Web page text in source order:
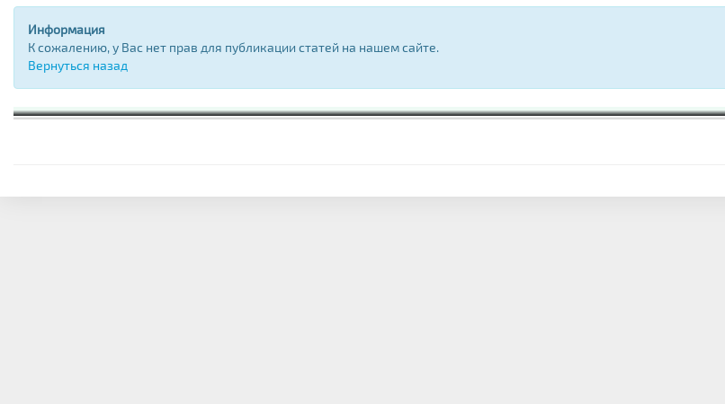
Информация
К сожалению, у Вас нет прав для публикации статей на нашем сайте.
Вернуться назад